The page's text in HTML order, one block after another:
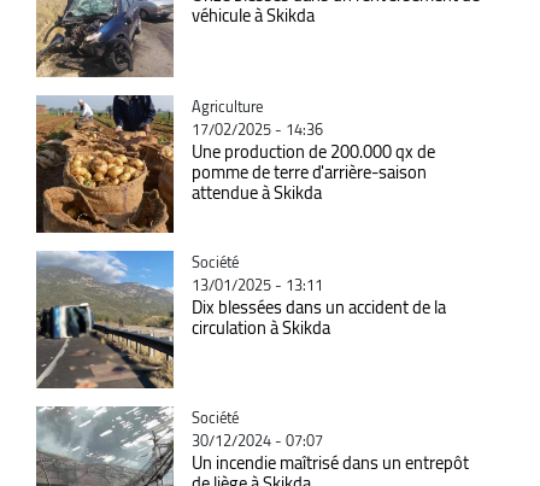
véhicule à Skikda
Catégorie
Agriculture
17/02/2025 - 14:36
Une production de 200.000 qx de
pomme de terre d'arrière-saison
attendue à Skikda
Catégorie
Société
13/01/2025 - 13:11
Dix blessées dans un accident de la
circulation à Skikda
Catégorie
Société
30/12/2024 - 07:07
Un incendie maîtrisé dans un entrepôt